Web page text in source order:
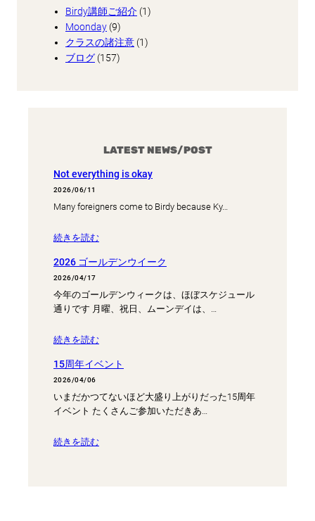
Birdy講師ご紹介 (1)
Moonday (9)
クラスの諸注意 (1)
ブログ (157)
LATEST NEWS/POST
Not everything is okay
2026/06/11
Many foreigners come to Birdy because Ky…
続きを読む
2026 ゴールデンウイーク
2026/04/17
今年のゴールデンウィークは、ほぼスケジュール
通りです 月曜、祝日、ムーンデイは、…
続きを読む
15周年イベント
2026/04/06
いまだかつてないほど大盛り上がりだった15周年
イベント たくさんご参加いただきあ…
続きを読む